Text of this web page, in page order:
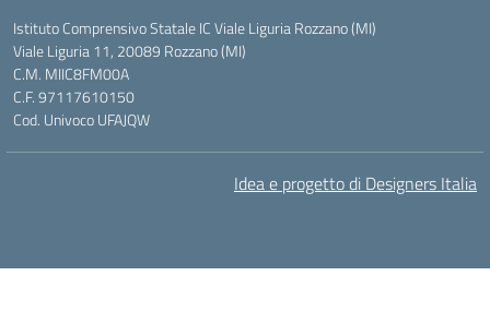
Istituto Comprensivo Statale IC Viale Liguria Rozzano (MI)
Viale Liguria 11, 20089 Rozzano (MI)
C.M. MIIC8FM00A
C.F. 97117610150
Cod. Univoco UFAJQW
Idea e progetto di Designers Italia